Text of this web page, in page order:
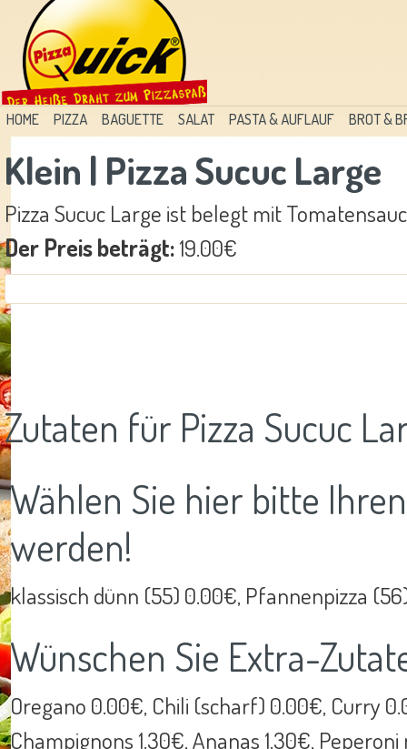
HOME PIZZA BAGUETTE SALAT PASTA & AUFLAUF BROT &
Klein | Pizza Sucuc Large
Pizza Sucuc Large ist belegt mit
Der Preis beträgt:19.00€
Zutaten für Pizza Sucuc
Wählen Sie hier bitte
werden!
klassisch dünn (55) 0.00€, Pfannenpizza
Wünschen Sie Extra-
Oregano 0.00€, Chili (scharf) 0.00€, Curry
Champignons 1.30€, Ananas 1.30€,